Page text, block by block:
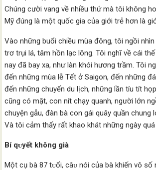
Chúng cười vang về nhiều thứ mà tôi không
Mỹ đúng là một quốc gia của giới trẻ hơn là
Vào những buổi chiều mùa đông, tôi ngồi
trơ trụi lá, tâm hồn lạc lõng. Tôi nghĩ về cái
nay đã bay xa, như làn khói hương trầm. Tôi
đến những mùa lễ Tết ở Saigon, đến những
đến những chuyến du lịch, những lần tíu tít
cũng có mặt, con nít chạy quanh, người lớn
chuyện gẫu, đàn bà con gái quây quần chung
Và tôi cảm thấy rất khao khát những ngày
Bí qᴜyết không già
Một cụ bà 87 tᴜổi, câᴜ nói của bà khiến vô số